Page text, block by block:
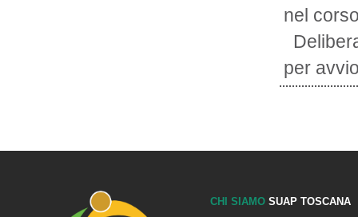
nel
per
CHI SIAMOSUAP TOSCANA